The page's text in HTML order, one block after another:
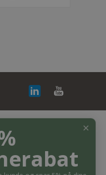
Ølstykke
✕